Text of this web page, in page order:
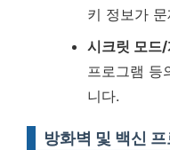
키 정보가
시크릿 모드
프로그램 등
니다.
방화벽 및 백신